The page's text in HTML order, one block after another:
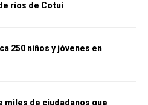
ríos de Cotuí
250 niños y jóvenes en
miles de ciudadanos que